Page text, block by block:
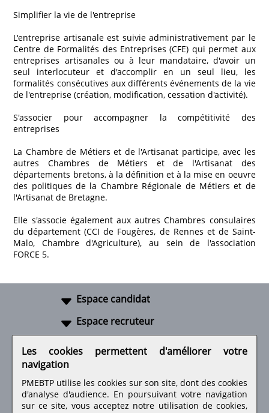
Simplifier la vie de l'entreprise
L'entreprise artisanale est suivie administrativement par le
Centre de Formalités des Entreprises (CFE) qui permet aux
entreprises artisanales ou à leur mandataire, d'avoir un
seul interlocuteur et d'accomplir en un seul lieu, les
formalités consécutives aux différents événements de la vie
de l'entreprise (création, modification, cessation d'activité).
S'associer pour accompagner la compétitivité des
entreprises
La Chambre de Métiers et de l'Artisanat participe, avec les
autres Chambres de Métiers et de l'Artisanat des
départements bretons, à la définition et à la mise en oeuvre
des politiques de la Chambre Régionale de Métiers et de
l'Artisanat de Bretagne.
Elle s'associe également aux autres Chambres consulaires
du département (CCI de Fougères, de Rennes et de Saint-
Malo, Chambre d'Agriculture), au sein de l'association
FORCE 5.
Espace candidat
Espace recruteur
Les cookies permettent d'améliorer votre
navigation
PMEBTP utilise les cookies sur son site, dont des cookies
d'analyse d'audience. En poursuivant votre navigation
sur ce site, vous acceptez notre utilisation de cookies,